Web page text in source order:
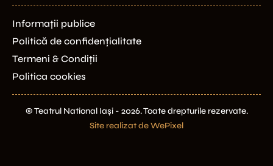
Informații publice
Politică de confidențialitate
Termeni & Condiții
Politica cookies
© Teatrul National Iași - 2026. Toate drepturile rezervate.
Site realizat de WePixel